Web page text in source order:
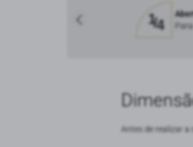
Antes de realizar a